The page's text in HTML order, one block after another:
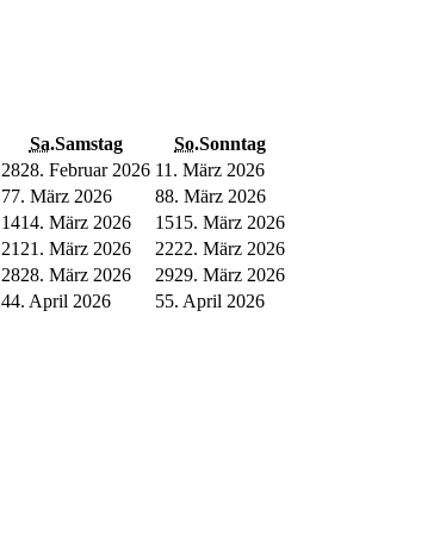
Sa.Samstag So.Sonntag
2828. Februar 2026 11. März 2026
77. März 2026 88. März 2026
1414. März 2026 1515. März 2026
21 21. März 2026 2222. März 2026
2828. März 2026 2929. März 2026
44. April 2026 55. April 2026